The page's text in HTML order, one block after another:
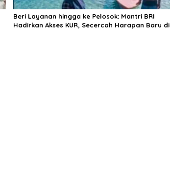
Beri Layanan hingga ke Pelosok: Mantri BRI
Hadirkan Akses KUR, Secercah Harapan Baru di